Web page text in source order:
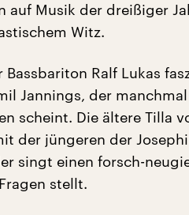
auf Musik der dreißiger
Witz.
Bassbariton Ralf Lukas
Jannings, der
scheint. Die ältere Tilla
der jüngeren der
singt einen forsch-
stellt.